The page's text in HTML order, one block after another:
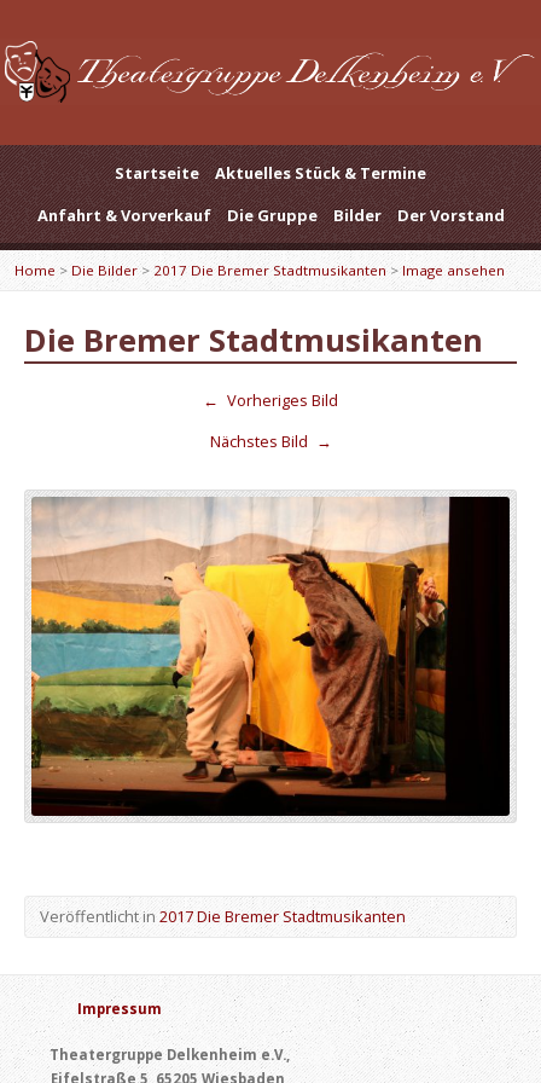
Startseite
Aktuelles Stück & Termine
Anfahrt & Vorverkauf
Die Gruppe Bilder Der Vorstand
Home > Die Bilder> 2017 Die Bremer Stadtmusikanten>Image ansehen
Die Bremer Stadtmusikanten
← Vorheriges Bild
Nächstes Bild →
Veröffentlicht in2017 Die Bremer Stadtmusikanten
Impressum
Theatergruppe Delkenheim e.V.,
Eifelstraße 5, 65205 Wiesbaden,